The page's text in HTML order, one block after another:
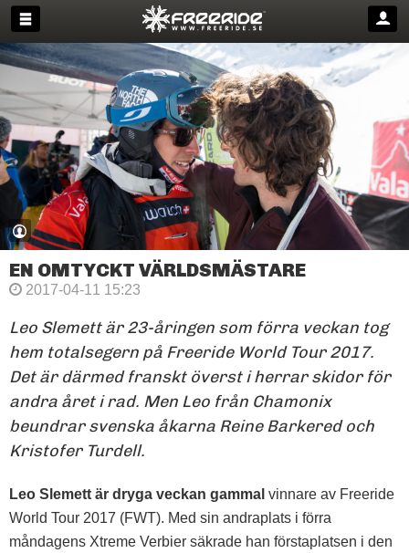
EN OMTYCKT VÄRLDSMÄSTARE
2017-04-11 15:23
Leo Slemett är 23-åringen som förra veckan tog
hem totalsegern på Freeride World Tour 2017.
Det är därmed franskt överst i herrar skidor för
andra året i rad. Men Leo från Chamonix
beundrar svenska åkarna Reine Barkered och
Kristofer Turdell.
Leo Slemett är dryga veckan gammal vinnare av Freeride
World Tour 2017 (FWT). Med sin andraplats i förra
måndagens Xtreme Verbier säkrade han förstaplatsen i den